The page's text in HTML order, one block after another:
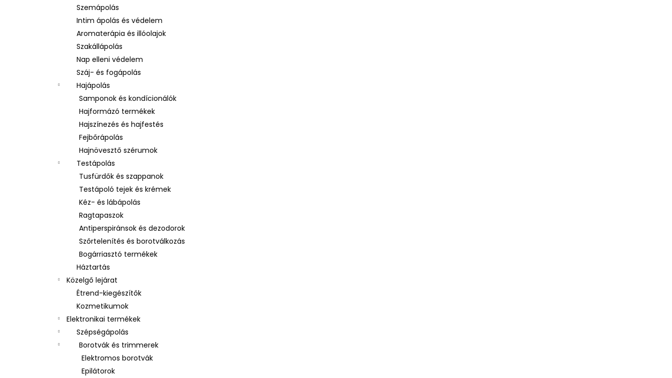
Szemápolás
Intim ápolás és védelem
Aromaterápia és illóolajok
Szakállápolás
Nap elleni védelem
Száj- és fogápolás
Hajápolás
Samponok és kondícionálók
Hajformázó termékek
Hajszínezés és hajfestés
Fejbőrápolás
Hajnövesztő szérumok
Testápolás
Tusfürdők és szappanok
Testápoló tejek és krémek
Kéz- és lábápolás
Ragtapaszok
Antiperspiránsok és dezodorok
Szőrtelenítés és borotválkozás
Bogárriasztó termékek
Háztartás
Közelgő lejárat
Étrend-kiegészítők
Kozmetikumok
Elektronikai termékek
Szépségápolás
Borotvák és trimmerek
Elektromos borotvák
Epilátorok